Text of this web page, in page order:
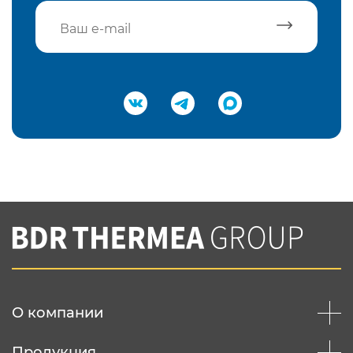
Подтвердить e-mail
Вы соглашаетесь с нашей политикой
конфеденциальности
О компании